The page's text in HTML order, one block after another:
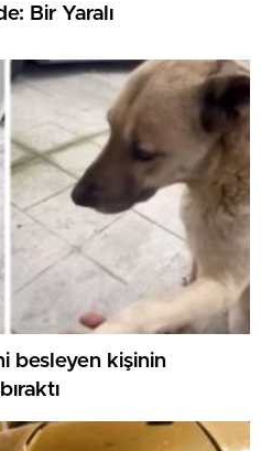
Bir Yaralı
besleyen kişinin